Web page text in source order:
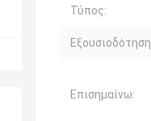
Τύπος:
Επισημαίνω: